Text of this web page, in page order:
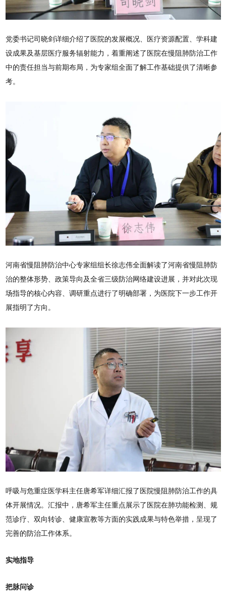
党委书记司晓剑详细介绍了医院的发展概况、医疗资源配置、学科建
设成果及基层医疗服务辐射能力，着重阐述了医院在慢阻肺防治工作
中的责任担当与前期布局，为专家组全面了解工作基础提供了清晰参
考。
河南省慢阻肺防治中心专家组组长徐志伟全面解读了河南省慢阻肺防
治的整体形势、政策导向及全省三级防治网络建设进展，并对此次现
场指导的核心内容、调研重点进行了明确部署，为医院下一步工作开
展指明了方向。
呼吸与危重症医学科主任唐希军详细汇报了医院慢阻肺防治工作的具
体开展情况。汇报中，唐希军主任重点展示了医院在肺功能检测、规
范诊疗、双向转诊、健康宣教等方面的实践成果与特色举措，呈现了
完善的防治工作体系。
实地指导
把脉问诊